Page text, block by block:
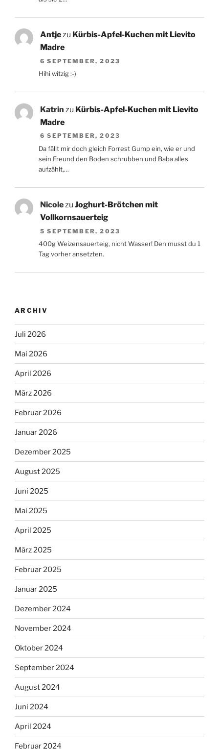
Antjezu Kürbis-Apfel-Kuchen mit Lievito
Madre
6 SEPTEMBER, 2023
Hihi witzig :-)
Katrin zu Kürbis-Apfel-Kuchen mit Lievito
Madre
6 SEPTEMBER, 2023
Da fällt mir doch gleich Forrest Gump ein, wie er und
sein Freund den Boden schrubben und Baba alles
aufzählt,…
Nicolezu Joghurt-Brötchen mit
Vollkornsauerteig
5 SEPTEMBER, 2023
400g Weizensauerteig, nicht Wasser! Den musst du 1
Tag vorher ansetzten.
ARCHIV
Juli 2026
Mai 2026
April 2026
März 2026
Februar 2026
Januar 2026
Dezember 2025
August 2025
Juni 2025
Mai 2025
April 2025
März 2025
Februar 2025
Januar 2025
Dezember 2024
November 2024
Oktober 2024
September 2024
August 2024
Juni 2024
April 2024
Februar 2024